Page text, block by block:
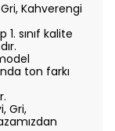
Kahverengi
sınıf kalite
ton farkı
Gri,